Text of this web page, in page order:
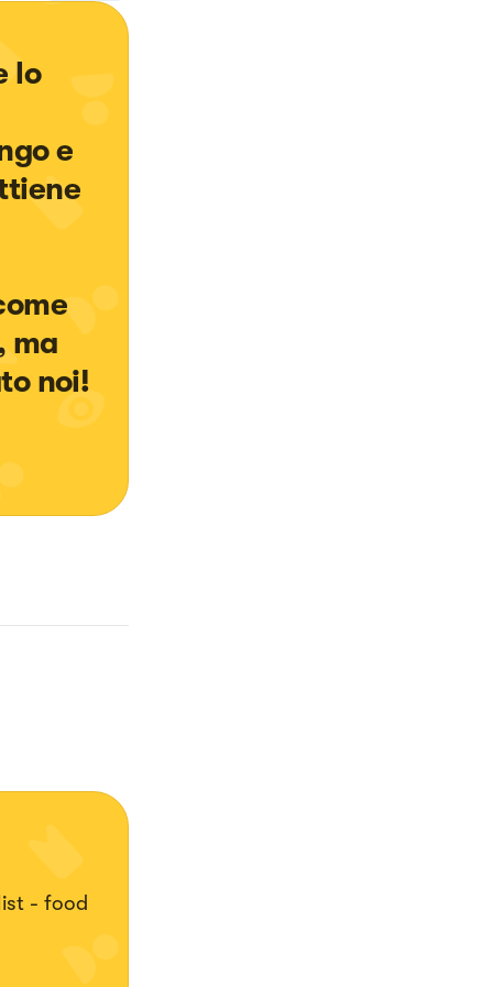
lo
e
ma
noi!
- food